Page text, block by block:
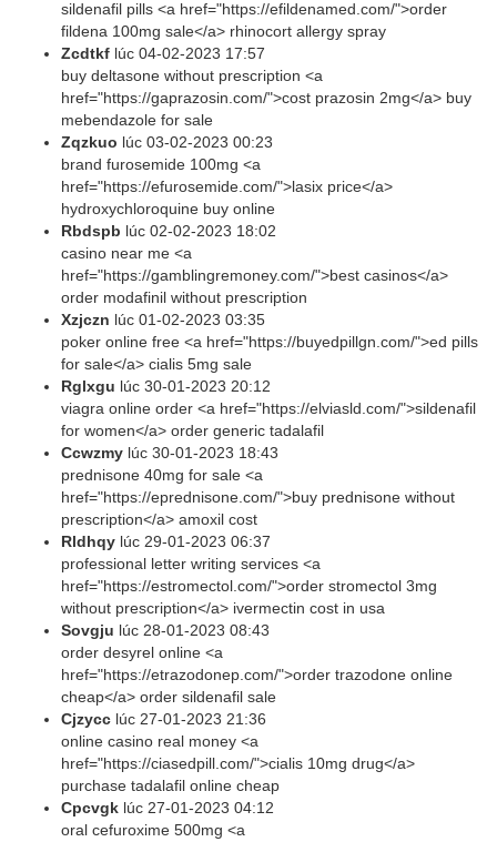
sildenafil pills <a href="https://efildenamed.com/">order
fildena 100mg sale</a> rhinocort allergy spray
Zcdtkf lúc 04-02-2023 17:57
buy deltasone without prescription <a
href="https://gaprazosin.com/">cost prazosin 2mg</a> buy
mebendazole for sale
Zqzkuo lúc 03-02-2023 00:23
brand furosemide 100mg <a
href="https://efurosemide.com/">lasix price</a>
hydroxychloroquine buy online
Rbdspb lúc 02-02-2023 18:02
casino near me <a
href="https://gamblingremoney.com/">best casinos</a>
order modafinil without prescription
Xzjczn lúc 01-02-2023 03:35
poker online free <a href="https://buyedpillgn.com/">ed pills
for sale</a> cialis 5mg sale
Rglxgu lúc 30-01-2023 20:12
viagra online order <a href="https://elviasld.com/">sildenafil
for women</a> order generic tadalafil
Ccwzmy lúc 30-01-2023 18:43
prednisone 40mg for sale <a
href="https://eprednisone.com/">buy prednisone without
prescription</a> amoxil cost
Rldhqy lúc 29-01-2023 06:37
professional letter writing services <a
href="https://estromectol.com/">order stromectol 3mg
without prescription</a> ivermectin cost in usa
Sovgju lúc 28-01-2023 08:43
order desyrel online <a
href="https://etrazodonep.com/">order trazodone online
cheap</a> order sildenafil sale
Cjzycc lúc 27-01-2023 21:36
online casino real money <a
href="https://ciasedpill.com/">cialis 10mg drug</a>
purchase tadalafil online cheap
Cpcvgk lúc 27-01-2023 04:12
oral cefuroxime 500mg <a